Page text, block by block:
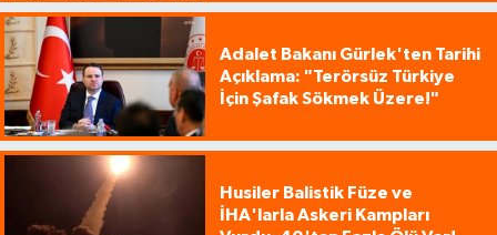
Adalet Bakanı Gürlek'ten Tarihi
Açıklama: "Terörsüz Türkiye
İçin Şafak Sökmek Üzere!"
Husiler Balistik Füze ve
İHA'larla Askeri Kampları